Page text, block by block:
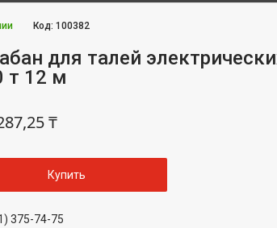
Код:100382
для талей
т 12 м
₸
Купить
375-74-75